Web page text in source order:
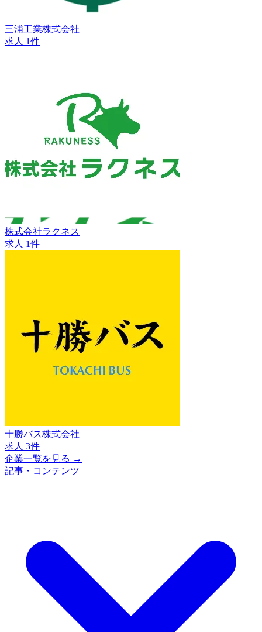
三浦工業株式会社
求人 1件
株式会社ラクネス
求人 1件
十勝バス株式会社
求人 3件
企業一覧を見る →
記事・コンテンツ